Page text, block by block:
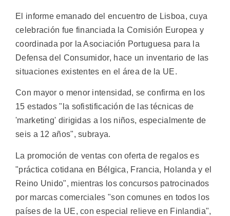
El informe emanado del encuentro de Lisboa, cuya
celebración fue financiada la Comisión Europea y
coordinada por la Asociación Portuguesa para la
Defensa del Consumidor, hace un inventario de las
situaciones existentes en el área de la UE.
Con mayor o menor intensidad, se confirma en los
15 estados "la sofistificación de las técnicas de
'marketing' dirigidas a los niños, especialmente de
seis a 12 años", subraya.
La promoción de ventas con oferta de regalos es
"práctica cotidana en Bélgica, Francia, Holanda y el
Reino Unido", mientras los concursos patrocinados
por marcas comerciales "son comunes en todos los
países de la UE, con especial relieve en Finlandia",